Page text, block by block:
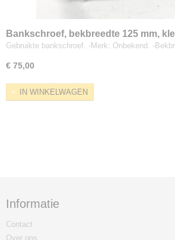
Bankschroef, bekbreedte 125 mm,
mm
Gebruikte bankschroef. -Merk: Onbekend. -
€ 75,00
IN WINKELWAGEN
Informatie
Contact
Over ons